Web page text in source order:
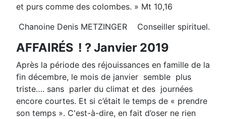
et purs comme des colombes. » Mt 10,16
Chanoine Denis METZINGER Conseiller spirituel.
AFFAIRÉS ! ? Janvier 2019
Après la période des réjouissances en famille de la
fin décembre, le mois de janvier semble plus
triste…. sans parler du climat et des journées
encore courtes. Et si c’était le temps de « prendre
son temps ». C'est-à-dire, en fait d’oser ne rien